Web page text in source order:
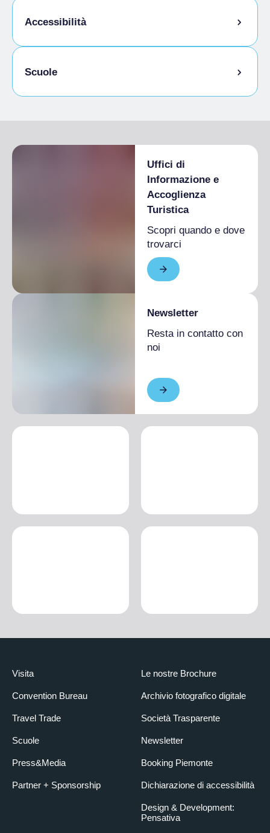
Animali ammessi al guinzaglio
Accessibilità
Cucina senza glutine
Scuole
Uffici di
Informazione e
Accoglienza
Turistica
Scopri quando e dove
trovarci
Newsletter
Resta in contatto con
noi
Visita
Convention Bureau
Travel Trade
Scuole
Press&Media
Partner + Sponsorship
Le nostre Brochure
Archivio fotografico digitale
Società Trasparente
Newsletter
Booking Piemonte
Dichiarazione di accessibilità
Design & Development:
Pensativa